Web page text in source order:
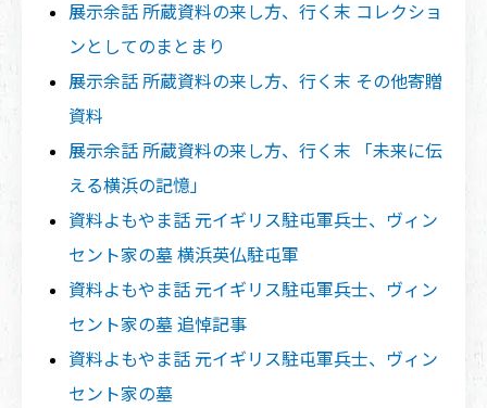
展示余話 所蔵資料の来し方、行く末 コレクショ
ンとしてのまとまり
展示余話 所蔵資料の来し方、行く末 その他寄贈
資料
展示余話 所蔵資料の来し方、行く末 「未来に伝
える横浜の記憶」
資料よもやま話 元イギリス駐屯軍兵士、ヴィン
セント家の墓 横浜英仏駐屯軍
資料よもやま話 元イギリス駐屯軍兵士、ヴィン
セント家の墓 追悼記事
資料よもやま話 元イギリス駐屯軍兵士、ヴィン
セント家の墓